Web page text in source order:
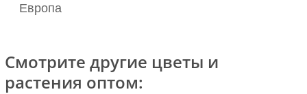
Европа
Смотрите другие цветы и
растения оптом: